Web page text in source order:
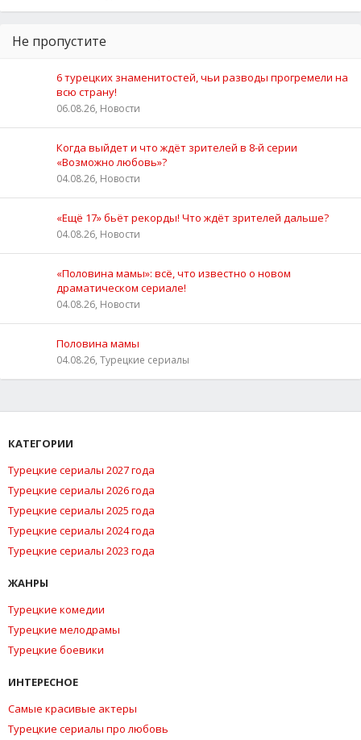
Не пропустите
6 турецких знаменитостей, чьи разводы прогремели на
всю страну!
06.08.26, Новости
Когда выйдет и что ждёт зрителей в 8-й серии
«Возможно любовь»?
04.08.26, Новости
«Ещё 17» бьёт рекорды! Что ждёт зрителей дальше?
04.08.26, Новости
«Половина мамы»: всё, что известно о новом
драматическом сериале!
04.08.26, Новости
Половина мамы
04.08.26, Турецкие сериалы
КАТЕГОРИИ
Турецкие сериалы 2027 года
Турецкие сериалы 2026 года
Турецкие сериалы 2025 года
Турецкие сериалы 2024 года
Турецкие сериалы 2023 года
ЖАНРЫ
Турецкие комедии
Турецкие мелодрамы
Турецкие боевики
ИНТЕРЕСНОЕ
Самые красивые актеры
Турецкие сериалы про любовь